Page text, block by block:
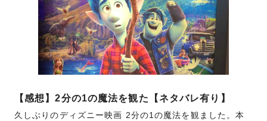
【感想】2分の1の魔法を観た【ネタバレ有り】
久しぶりのディズニー映画 2分の1の魔法を観ました。本